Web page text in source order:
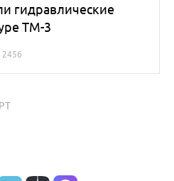
гидравлические
ТМ-3
2456